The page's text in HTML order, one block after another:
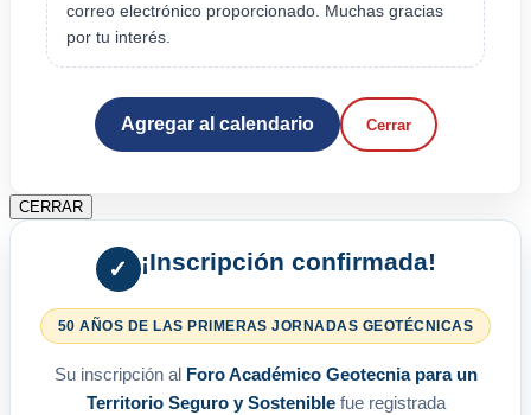
correo electrónico proporcionado. Muchas gracias
por tu interés.
Agregar al calendario Cerrar
CERRAR
✓ ¡Inscripción confirmada!
50 AÑOS DE LAS PRIMERAS JORNADAS GEOTÉCNICAS
Su inscripción al Foro Académico Geotecnia para un
Territorio Seguro y Sosteniblefue registrada